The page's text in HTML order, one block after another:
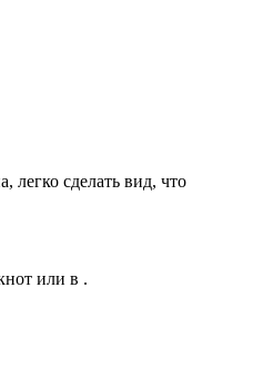
легко сделать вид, что
или в .